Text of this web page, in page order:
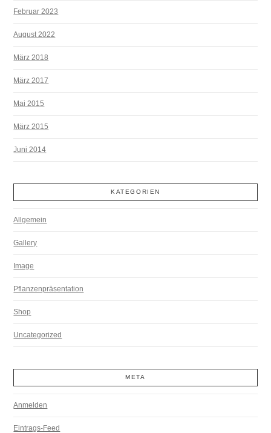
Februar 2023
August 2022
März 2018
März 2017
Mai 2015
März 2015
Juni 2014
KATEGORIEN
Allgemein
Gallery
Image
Pflanzenpräsentation
Shop
Uncategorized
META
Anmelden
Eintrags-Feed